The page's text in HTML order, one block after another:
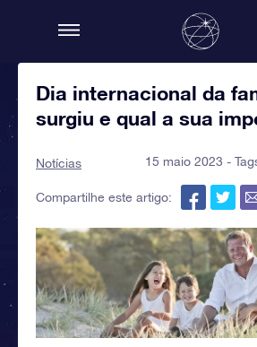
Dia internacional da
surgiu e qual a sua
Notícias 15 maio 2023 -
Compartilhe este artigo: